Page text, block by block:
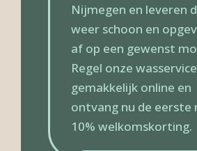
Nijmegen en leveren
weer schoon en
af op een gewenst
Regel onze wasservice
gemakkelijk online en
ontvang nu de eerste
10% welkomskorting.